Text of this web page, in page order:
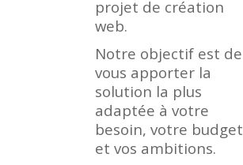
projet de création
web.
Notre objectif est de
vous apporter la
solution la plus
adaptée à votre
besoin, votre budget
et vos ambitions.